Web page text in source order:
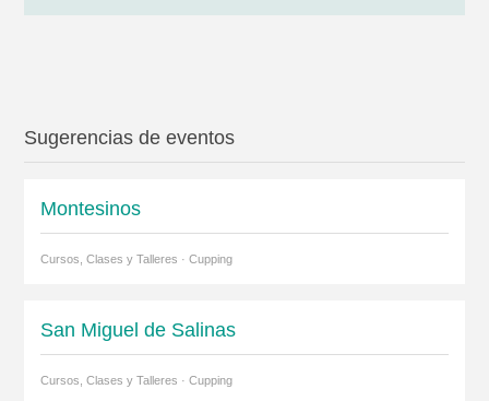
Sugerencias de eventos
Montesinos
Cursos, Clases y Talleres · Cupping
San Miguel de Salinas
Cursos, Clases y Talleres · Cupping